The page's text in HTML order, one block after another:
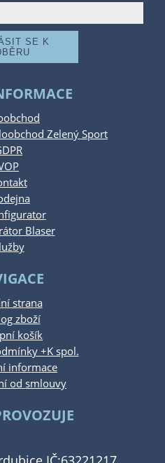
Zelený Sport
Blaser
strana
zboží
košík
+K spol.
informace
od smlouvy